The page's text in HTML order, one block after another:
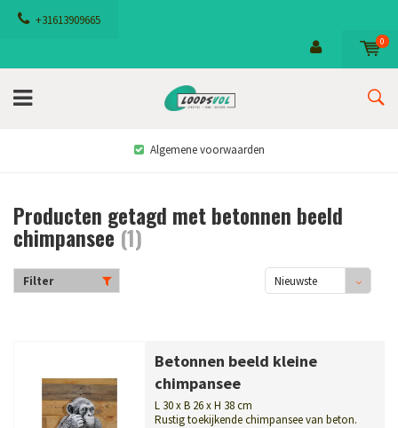
+31613909665
0
Algemene voorwaarden
Producten getagd met betonnen beeld
chimpansee(1)
Filter
Nieuwste
Betonnen beeld kleine
chimpansee
L 30 x B 26 x H 38 cm
Rustig toekijkende chimpansee van beton.